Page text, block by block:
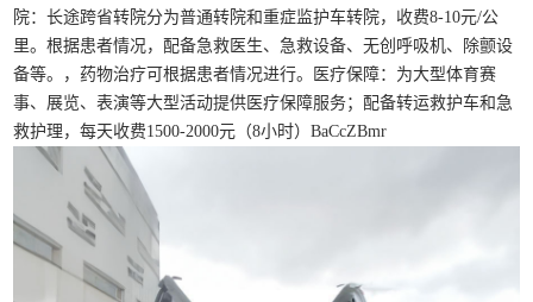
院：长途跨省转院分为普通转院和重症监护车转院，收费8-10元/公
里。根据患者情况，配备急救医生、急救设备、无创呼吸机、除颤设
备等。，药物治疗可根据患者情况进行。医疗保障：为大型体育赛
事、展览、表演等大型活动提供医疗保障服务；配备转运救护车和急
救护理，每天收费1500-2000元（8小时）BaCcZBmr